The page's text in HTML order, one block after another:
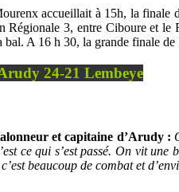
accueillait à 15h, la finale
Régionale 3, entre Ciboure et le
A 16 h 30, la grande finale
24-21 Lembeye
et capitaine d’Arudy :
ce qui s’est passé. On vit
beaucoup de combat et